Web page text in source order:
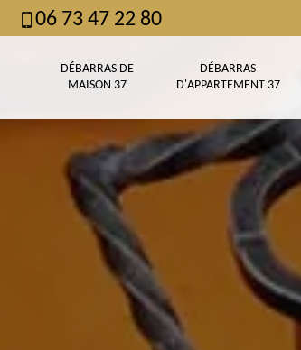
06 73 47 22 80
DÉBARRAS DE
MAISON 37
DÉBARRAS
D'APPARTEMENT 37